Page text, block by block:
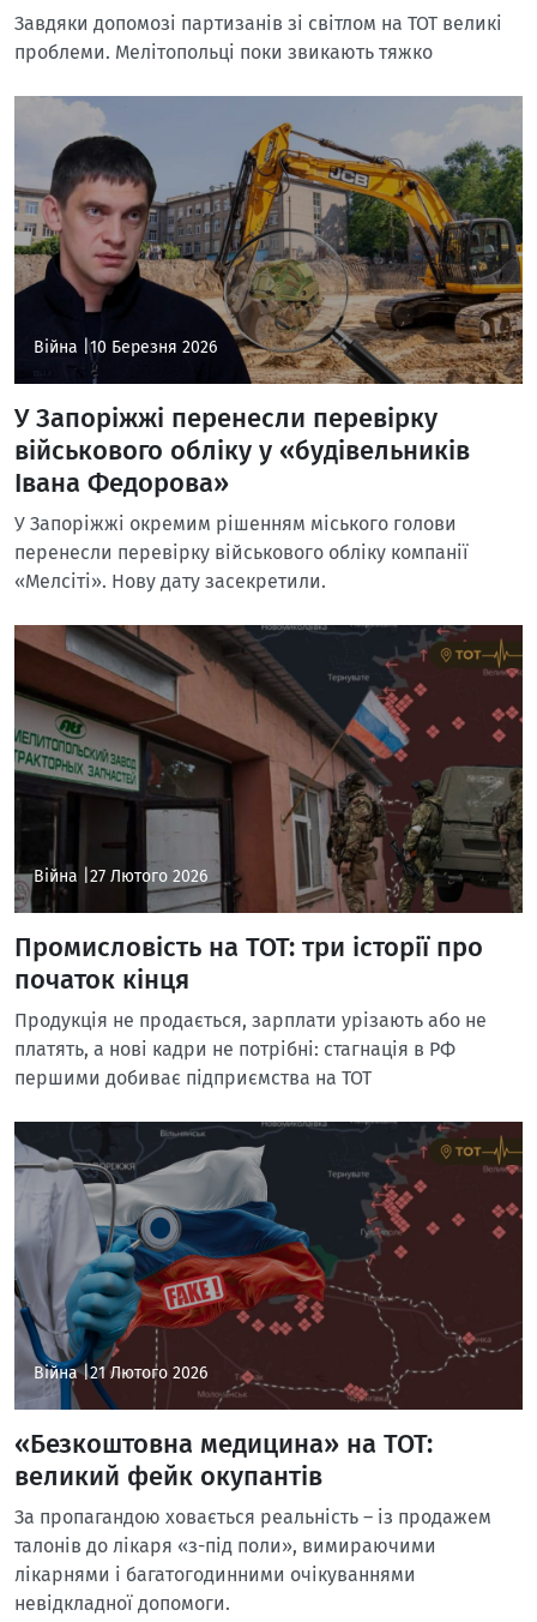
Завдяки допомозі партизанів зі світлом на ТОТ великі
проблеми. Мелітопольці поки звикають тяжко
Війна |10 Березня 2026
У Запоріжжі перенесли перевірку
військового обліку у «будівельників
Івана Федорова»
У Запоріжжі окремим рішенням міського голови
перенесли перевірку військового обліку компанії
«Мелсіті». Нову дату засекретили.
Війна | 27 Лютого 2026
Промисловість на ТОТ: три історії про
початок кінця
Продукція не продається, зарплати урізають або не
платять, а нові кадри не потрібні: стагнація в РФ
першими добиває підприємства на ТОТ
Війна |21 Лютого 2026
«Безкоштовна медицина» на ТОТ:
великий фейк окупантів
За пропагандою ховається реальність – із продажем
талонів до лікаря «з-під поли», вимираючими
лікарнями і багатогодинними очікуваннями
невідкладної допомоги.